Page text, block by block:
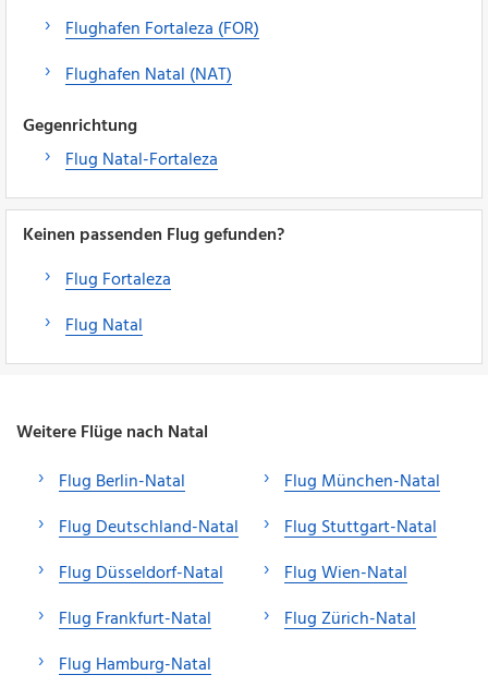
Flughafen Fortaleza (FOR)
Flughafen Natal (NAT)
Gegenrichtung
Flug Natal-Fortaleza
Keinen passenden Flug gefunden?
Flug Fortaleza
Flug Natal
Weitere Flüge nach Natal
Flug Berlin-Natal
Flug Deutschland-Natal
Flug Düsseldorf-Natal
Flug Frankfurt-Natal
Flug Hamburg-Natal
Flug München-Natal
Flug Stuttgart-Natal
Flug Wien-Natal
Flug Zürich-Natal